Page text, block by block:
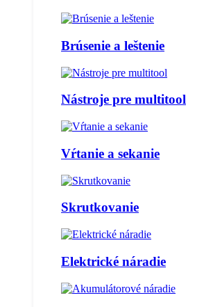
Brúsenie a leštenie
Nástroje pre multitool
Vŕtanie a sekanie
Skrutkovanie
Elektrické náradie